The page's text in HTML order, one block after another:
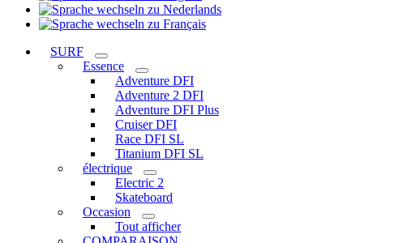
zu
Deutsch
wechseln
zu
Sprache
Sprache
SURF
Essence
Adventure DFI
Adventure 2 DFI
Adventure DFI Plus
Cruiser DFI
Race DFI SL
Titanium DFI SL
électrique
Electric 2
Skateboard
Occasion
Tout afficher